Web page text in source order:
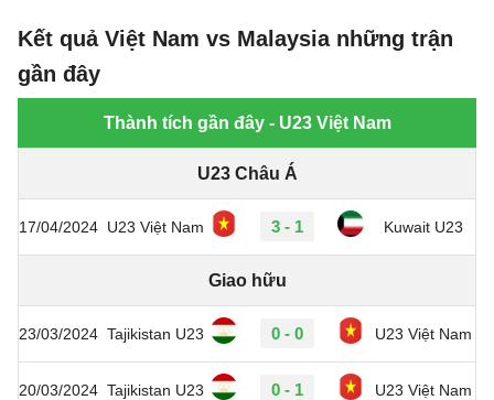
Kết quả Việt Nam vs Malaysia những trận
gần đây
Thành tích gần đây - U23 Việt Nam
U23 Châu Á
17/04/2024 U23 Việt Nam 3 - 1 Kuwait U23
Giao hữu
23/03/2024 Tajikistan U23 0 - 0 U23 Việt Nam
20/03/2024 Tajikistan U23 0 - 1 U23 Việt Nam